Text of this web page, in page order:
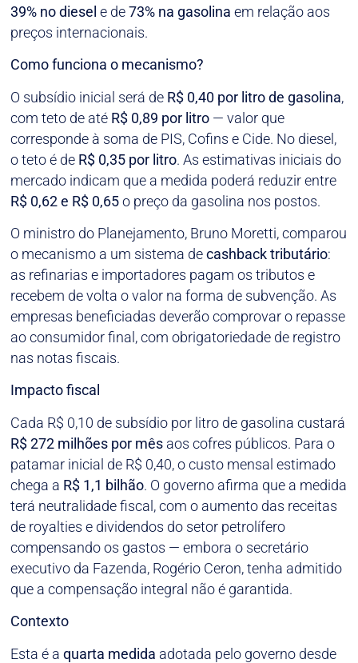
39% no diesel e de73% na gasolina em relação aos
preços internacionais.
Como funciona o mecanismo?
O subsídio inicial será de R$ 0,40 por litro de gasolina,
com teto de até R$ 0,89 por litro — valor que
corresponde à soma de PIS, Cofins e Cide. No diesel,
o teto é de R$ 0,35 por litro. As estimativas iniciais do
mercado indicam que a medida poderá reduzir entre
R$ 0,62 e R$ 0,65o preço da gasolina nos postos.
O ministro do Planejamento, Bruno Moretti, comparou
o mecanismo a um sistema decashback tributário:
as refinarias e importadores pagam os tributos e
recebem de volta o valor na forma de subvenção. As
empresas beneficiadas deverão comprovar o repasse
ao consumidor final, com obrigatoriedade de registro
nas notas fiscais.
Impacto fiscal
Cada R$ 0,10 de subsídio por litro de gasolina custará
R$ 272 milhões por mês aos cofres públicos. Para o
patamar inicial de R$ 0,40, o custo mensal estimado
chega a R$ 1,1 bilhão. O governo afirma que a medida
terá neutralidade fiscal, com o aumento das receitas
de royalties e dividendos do setor petrolífero
compensando os gastos — embora o secretário
executivo da Fazenda, Rogério Ceron, tenha admitido
que a compensação integral não é garantida.
Contexto
Esta é aquarta medida adotada pelo governo desde